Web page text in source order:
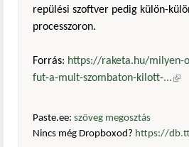
repülési szoftver pedig külön-
processzoron.
Forrás: https://raketa.hu/milyen-
fut-a-mult-szombaton-kilott-...
Paste.ee: szöveg megosztás
Nincs még Dropboxod? https://